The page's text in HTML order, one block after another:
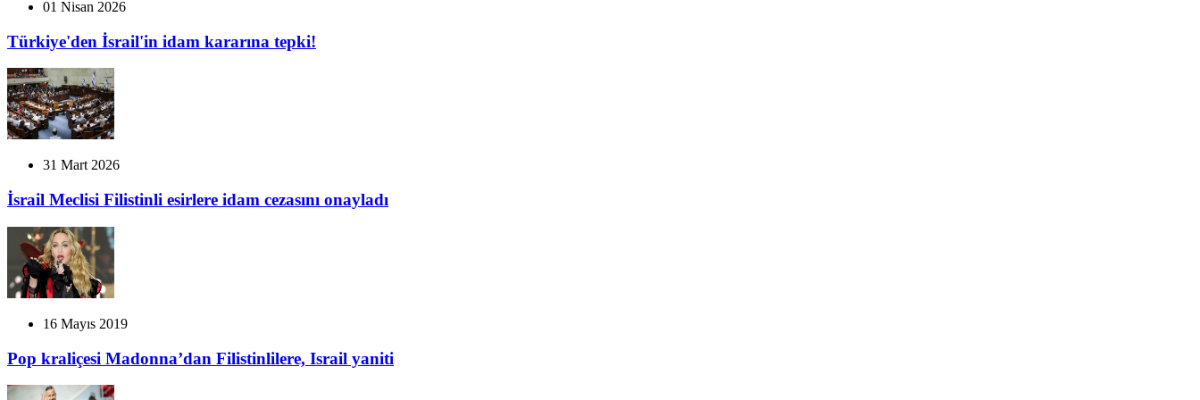
01 Nisan 2026
Türkiye'den İsrail'in idam kararına tepki!
31 Mart 2026
İsrail Meclisi Filistinli esirlere idam cezasını onayladı
16 Mayıs 2019
Pop kraliçesi Madonna’dan Filistinlilere, Israil yaniti